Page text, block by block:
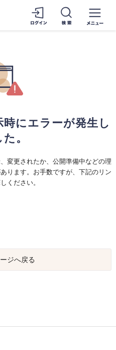
にエラーが発生し
。
変更されたか、公開準備中などの理
ります。お手数ですが、下記のリン
ください。
ジへ戻る